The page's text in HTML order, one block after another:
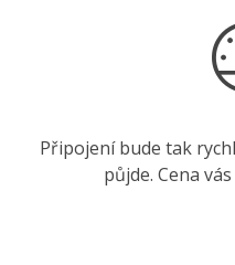
Připojení bude tak
půjde. Cena